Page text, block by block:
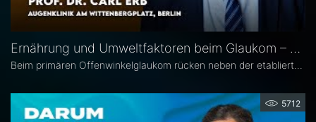
Ernährung und Umweltfaktoren beim Glaukom – Prof. Dr. Carl Erb
5712